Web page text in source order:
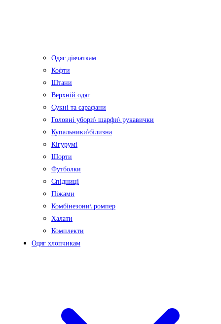
Одяг дівчаткам
Кофти
Штани
Верхній одяг
Сукні та сарафани
Головні убори\ шарфи\ рукавички
Купальники\білизна
Кігурумі
Шорти
Футболки
Спідниці
Піжами
Комбінезони\ ромпер
Халати
Комплекти
Одяг хлопчикам